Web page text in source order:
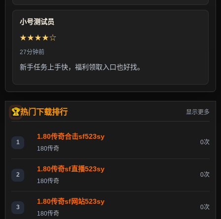
小号测试员
★★★★☆
27分钟前
新手任务上手快，福利领取入口也好找。
热门下载排行 显示更多
1
1.80传奇合击sf523sy
180传奇
0次
2
1.80传奇sf直播523sy
180传奇
0次
3
1.80传奇sf网站523sy
180传奇
0次